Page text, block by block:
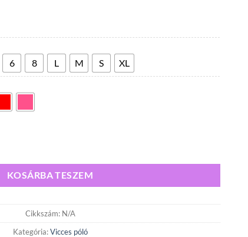
5
600,00 Ft
6 8 L M S XL
KOSÁRBA TESZEM
Cikkszám: N/A
Kategória:Vicces póló